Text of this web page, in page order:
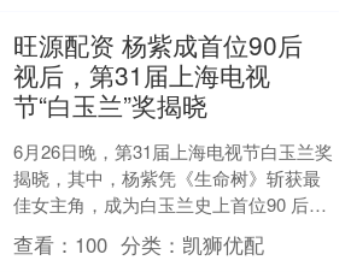
旺源配资 杨紫成首位90后
视后，第31届上海电视
节“白玉兰”奖揭晓
6月26日晚，第31届上海电视节白玉兰奖
揭晓，其中，杨紫凭《生命树》斩获最
佳女主角，成为白玉兰史上首位90 后视
后，《太平年》独揽三项核心奖项，成
为当晚最大赢家....
查看： 100 分类： 凯狮优配